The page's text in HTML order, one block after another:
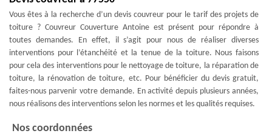
Vous êtes à la recherche d’un devis couvreur pour le tarif des projets de
toiture ? Couvreur Couverture Antoine est présent pour répondre à
toutes demandes. En effet, il s’agit pour nous de réaliser diverses
interventions pour l’étanchéité et la tenue de la toiture. Nous faisons
pour cela des interventions pour le nettoyage de toiture, la réparation de
toiture, la rénovation de toiture, etc. Pour bénéficier du devis gratuit,
faites-nous parvenir votre demande. En activité depuis plusieurs années,
nous réalisons des interventions selon les normes et les qualités requises.
Nos coordonnées